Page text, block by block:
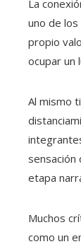
La
uno de
propio
ocupar un
Al mismo
sensación
etapa
Muchos
como un